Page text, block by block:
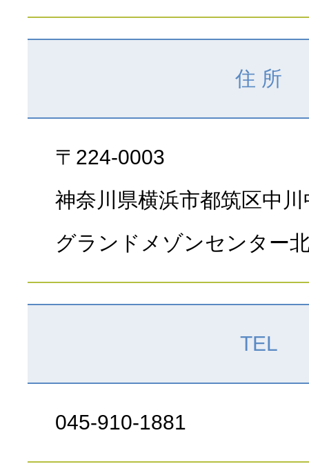
住 所
〒224-0003
神奈川県横浜市都筑区中
グランドメゾンセンター
TEL
045-910-1881